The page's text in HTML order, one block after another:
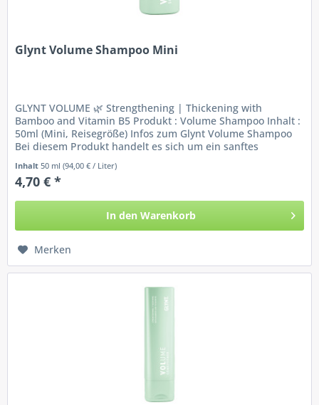
Glynt Volume Shampoo Mini
GLYNT VOLUME 🌿 Strengthening | Thickening with
Bamboo and Vitamin B5 Produkt : Volume Shampoo Inhalt :
50ml (Mini, Reisegröße) Infos zum Glynt Volume Shampoo
Bei diesem Produkt handelt es sich um ein sanftes
Inhalt 50 ml(94,00 € / Liter)
4,70 € *
In den Warenkorb
Merken